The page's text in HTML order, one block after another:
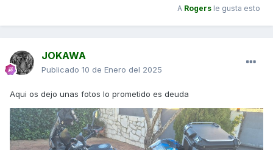
A Rogers le gusta esto
JOKAWA
Publicado 10 de Enero del 2025
Aqui os dejo unas fotos lo prometido es deuda